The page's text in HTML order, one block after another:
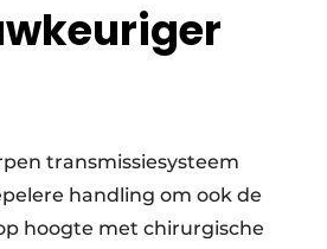
transmissiesysteem
handling om ook de
hoogte met chirurgische